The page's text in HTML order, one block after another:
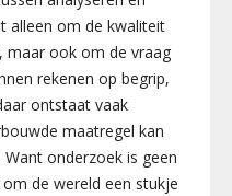
alleen om de kwaliteit
maar ook om de vraag
rekenen op begrip,
ontstaat vaak
maatregel kan
Want onderzoek is geen
de wereld een stukje